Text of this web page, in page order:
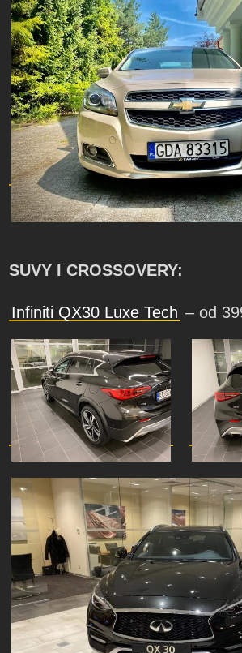
SUVY I CROSSOVERY:
Infiniti QX30 Luxe Tech – od